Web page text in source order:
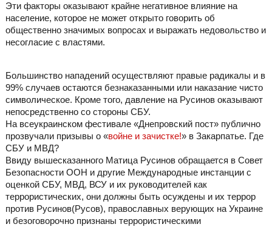
Эти факторы оказывают крайне негативное влияние на
население, которое не может открыто говорить об
общественно значимых вопросах и выражать недовольство и
несогласие с властями.
Большинство нападений осуществляют правые радикалы и в
99% случаев остаются безнаказанными или наказание чисто
символическое. Кроме того, давление на Русинов оказывают
непосредственно со стороны СБУ.
На всеукраинском фестивале «Днепровский пост» публично
прозвучали призывы о «войне и зачистке!» в Закарпатье. Где
СБУ и МВД?
Ввиду вышесказанного Матица Русинов обращается в Совет
Безопасности ООН и другие Международные инстанции с
оценкой СБУ, МВД, ВСУ и их руководителей как
террористических, они должны быть осуждены и их террор
против Русинов(Русов), православных верующих на Украине
и безоговорочно признаны террористическими